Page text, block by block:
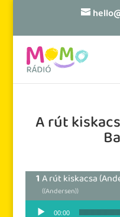
A rút
A rút kiskacsa
((Andersen))
Audió lejátszó
00:00